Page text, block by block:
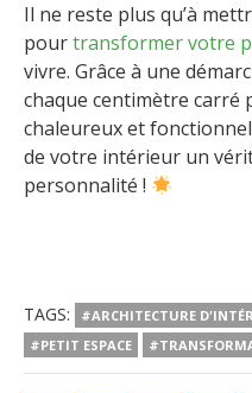
Il ne reste plus qu’à
pourtransformer votre
vivre. Grâce à une
chaque centimètre
chaleureux et
de votre intérieur un
personnalité !
TAGS: #ARCHITECTURE
#PETIT ESPACE